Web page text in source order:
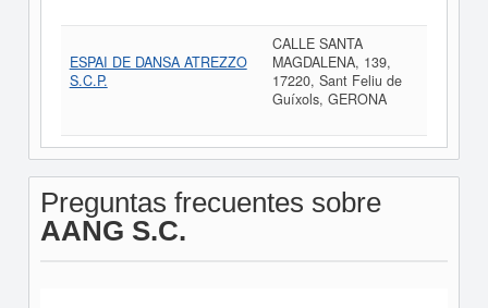
ESPAI DE DANSA ATREZZO
S.C.P.
CALLE SANTA
MAGDALENA, 139,
17220, Sant Feliu de
Guíxols, GERONA
Preguntas frecuentes sobre
AANG S.C.